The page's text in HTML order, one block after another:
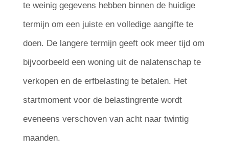
te weinig gegevens hebben binnen de huidige
termijn om een juiste en volledige aangifte te
doen. De langere termijn geeft ook meer tijd om
bijvoorbeeld een woning uit de nalatenschap te
verkopen en de erfbelasting te betalen. Het
startmoment voor de belastingrente wordt
eveneens verschoven van acht naar twintig
maanden.